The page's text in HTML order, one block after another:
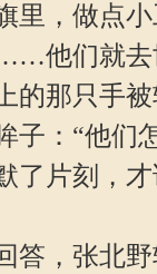
里，做点小
他们就去
的那只手被
子：“他们
了片刻，才
答，张北野